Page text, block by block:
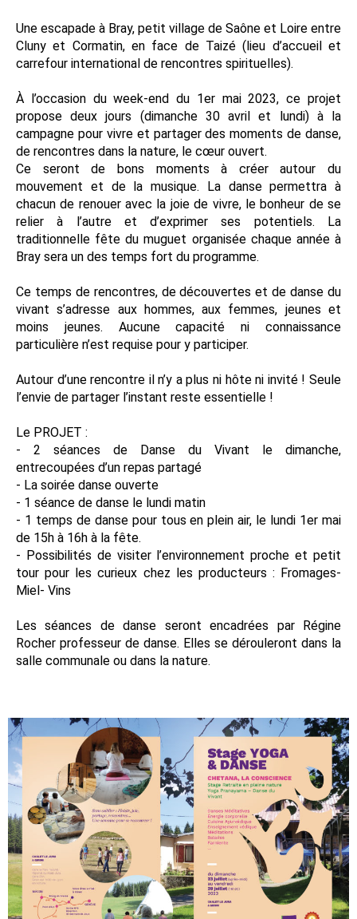
Une escapade à Bray, petit village de Saône et Loire entre
Cluny et Cormatin, en face de Taizé (lieu d’accueil et
carrefour international de rencontres spirituelles).
À l’occasion du week-end du 1er mai 2023, ce projet
propose deux jours (dimanche 30 avril et lundi) à la
campagne pour vivre et partager des moments de danse,
de rencontres dans la nature, le cœur ouvert.
Ce seront de bons moments à créer autour du
mouvement et de la musique. La danse permettra à
chacun de renouer avec la joie de vivre, le bonheur de se
relier à l’autre et d’exprimer ses potentiels. La
traditionnelle fête du muguet organisée chaque année à
Bray sera un des temps fort du programme.
Ce temps de rencontres, de découvertes et de danse du
vivant s’adresse aux hommes, aux femmes, jeunes et
moins jeunes. Aucune capacité ni connaissance
particulière n’est requise pour y participer.
Autour d’une rencontre il n’y a plus ni hôte ni invité ! Seule
l’envie de partager l’instant reste essentielle !
Le PROJET :
- 2 séances de Danse du Vivant le dimanche,
entrecoupées d’un repas partagé
- La soirée danse ouverte
- 1 séance de danse le lundi matin
- 1 temps de danse pour tous en plein air, le lundi 1er mai
de 15h à 16h à la fête.
- Possibilités de visiter l’environnement proche et petit
tour pour les curieux chez les producteurs : Fromages-
Miel- Vins
Les séances de danse seront encadrées par Régine
Rocher professeur de danse. Elles se dérouleront dans la
salle communale ou dans la nature.